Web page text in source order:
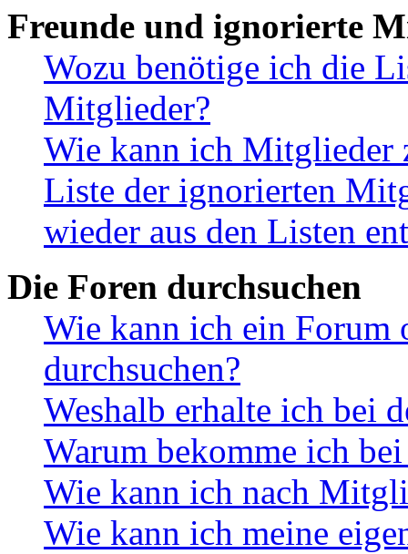
Freunde und ignorierte
Wozu benötige ich die
Mitglieder?
Wie kann ich Mitglieder
Liste der ignorierten
wieder aus den Listen
Die Foren durchsuchen
Wie kann ich ein Forum
durchsuchen?
Weshalb erhalte ich bei
Warum bekomme ich
Wie kann ich nach
Wie kann ich meine